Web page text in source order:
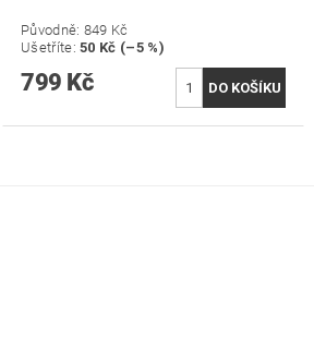
Původně: 849 Kč
Ušetříte:50 Kč (–5 %)
799 Kč